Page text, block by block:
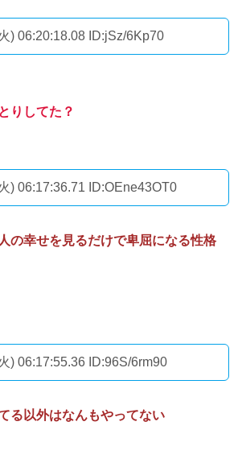
) 06:20:18.08 ID:jSz/6Kp70
りしてた？
) 06:17:36.71 ID:OEne43OT0
の幸せを見るだけで卑屈になる性格
) 06:17:55.36 ID:96S/6rm90
る以外はなんもやってない